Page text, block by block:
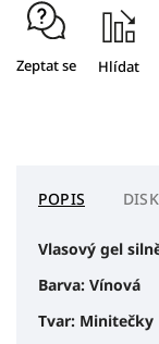
Zeptat se Hlídat
POPIS
Vlasový gel
Barva: Vínová
Tvar: Minitečky